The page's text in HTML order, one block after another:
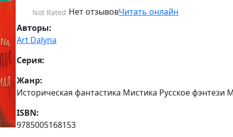
Not Rated Нет отзывовЧитать онлайн
Авторы:
Art Dalyna
Серия:
Жанр:
Историческая фантастика Мистика Русское
ISBN:
9785005168153